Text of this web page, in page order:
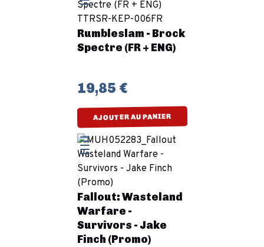
Rumbleslam - Brock
Spectre (FR + ENG)
19,85 €
AJOUTER AU PANIER
Fallout: Wasteland
Warfare -
Survivors - Jake
Finch (Promo)